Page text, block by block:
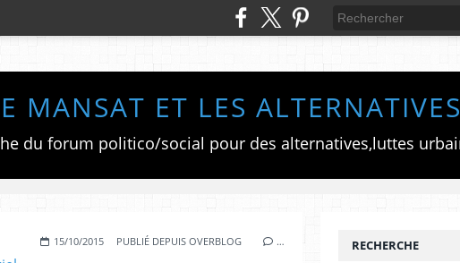
MANSAT ET LES ALTERNATIVES
15/10/2015 PUBLIÉ DEPUIS OVERBLOG … RECHERCHE